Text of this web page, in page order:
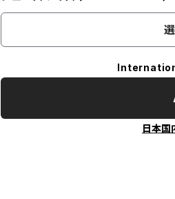
日本国